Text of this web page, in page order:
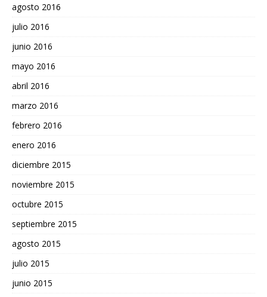
agosto 2016
julio 2016
junio 2016
mayo 2016
abril 2016
marzo 2016
febrero 2016
enero 2016
diciembre 2015
noviembre 2015
octubre 2015
septiembre 2015
agosto 2015
julio 2015
junio 2015